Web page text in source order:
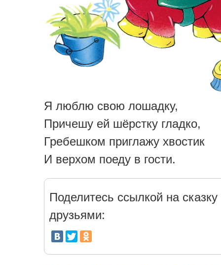
Я люблю свою лошадку,
Причешу ей шёрстку гладко,
Гребешком приглажу хвостик
И верхом поеду в гости.
Поделитесь ссылкой на сказку
друзьями: